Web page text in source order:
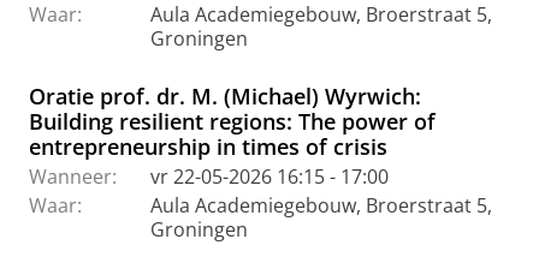
Waar:
Aula Academiegebouw, Broerstraat 5,
Groningen
Oratie prof. dr. M. (Michael) Wyrwich:
Building resilient regions: The power of
entrepreneurship in times of crisis
Wanneer:
vr 22-05-2026 16:15 - 17:00
Waar:
Aula Academiegebouw, Broerstraat 5,
Groningen